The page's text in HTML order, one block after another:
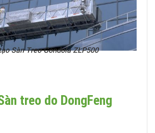
Sàn Treo Gondola ZLP500
treo do DongFeng